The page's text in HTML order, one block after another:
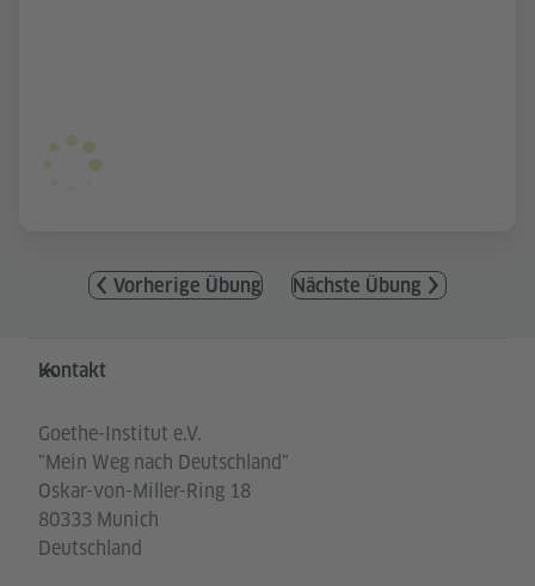
Vorherige Übung Nächste Übung
Service- und Informationsbereich
Kontakt
Goethe-Institut e.V.
"Mein Weg nach Deutschland"
Oskar-von-Miller-Ring 18
80333 Munich
Deutschland